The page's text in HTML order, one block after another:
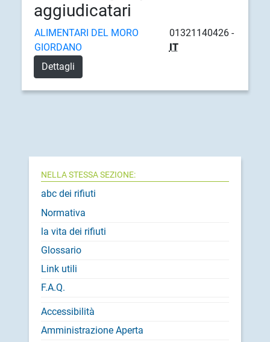
aggiudicatari
ALIMENTARI DEL MORO
GIORDANO
01321140426 -
IT
Dettagli
NELLA STESSA SEZIONE:
abc dei rifiuti
Normativa
la vita dei rifiuti
Glossario
Link utili
F.A.Q.
Accessibilità
Amministrazione Aperta